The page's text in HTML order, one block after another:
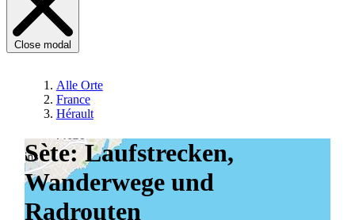
Close modal
Alle Orte
France
Hérault
Sète: Laufstrecken,
Wanderwege und
Radrouten